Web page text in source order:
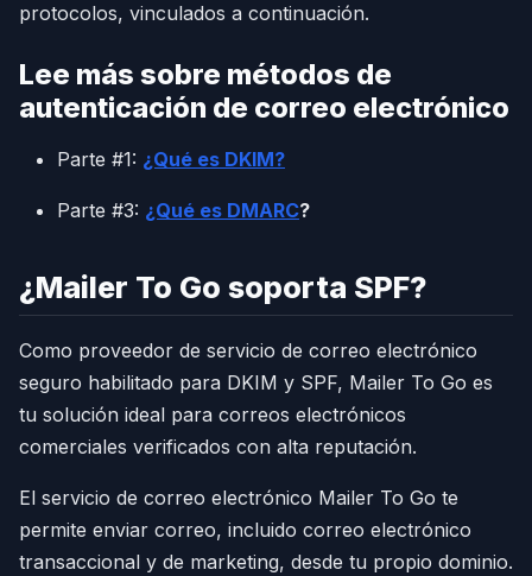
protocolos, vinculados a continuación.
Lee más sobre métodos de
autenticación de correo electrónico
Parte #1: ¿Qué es DKIM?
Parte #3: ¿Qué es DMARC?
¿Mailer To Go soporta SPF?
Como proveedor de servicio de correo electrónico
seguro habilitado para DKIM y SPF, Mailer To Go es
tu solución ideal para correos electrónicos
comerciales verificados con alta reputación.
El servicio de correo electrónico Mailer To Go te
permite enviar correo, incluido correo electrónico
transaccional y de marketing, desde tu propio dominio.